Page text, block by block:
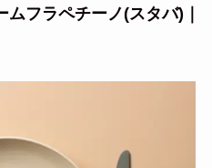
フラペチーノ(スタバ)｜